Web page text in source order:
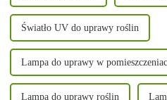
Światło UV do uprawy roślin
Lampa do uprawy w
Lampa do uprawy roślin